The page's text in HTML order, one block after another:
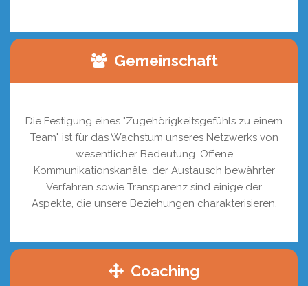
Gemeinschaft
Die Festigung eines "Zugehörigkeitsgefühls zu einem
Team" ist für das Wachstum unseres Netzwerks von
wesentlicher Bedeutung. Offene
Kommunikationskanäle, der Austausch bewährter
Verfahren sowie Transparenz sind einige der
Aspekte, die unsere Beziehungen charakterisieren.
Coaching